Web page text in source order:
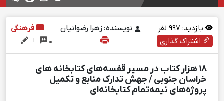
بازدید: نفر نویسنده: زهرا رضوانیان
فرهنگی
اشتراک گذاری
0
۱۸ هزار کتاب در مسیر قفسه‌های کتابخانه های
خراسان جنوبی / جهش تدارک منابع و تکمیل
پروژه‌های نیمه‌تمام کتابخانه‌ای